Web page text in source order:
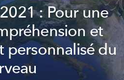
: Pour une
et
personnalisé du